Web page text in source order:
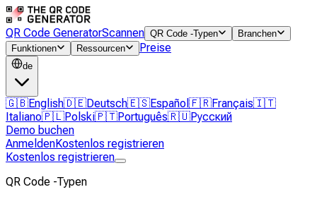
QR Code GeneratorScannen QR Code -Typen
Branchen
Funktionen
Ressourcen Preise
de
🇬🇧English🇩🇪Deutsch🇪🇸Español 🇫🇷Français🇮🇹
Italiano🇵🇱Polski🇵🇹Português🇷🇺Русский
Demo buchen
AnmeldenKostenlos registrieren
Kostenlos registrieren
QR Code -Typen